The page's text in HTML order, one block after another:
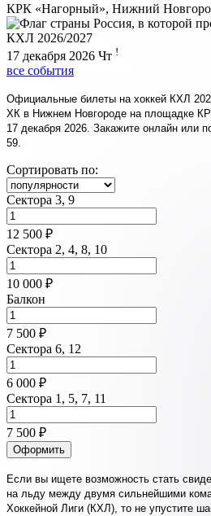
КРК «Нагорный», Нижний
КХЛ 2026/2027
17 декабря 2026 Чт !
все события
Официальные билеты на хоккей КХЛ
ХК в Нижнем Новгороде на площадке
17 декабря 2026. Закажите онлайн или
59.
Сортировать по:
Сектора 3, 9
12 500 ₽
Сектора 2, 4, 8, 10
10 000 ₽
Балкон
7 500 ₽
Сектора 6, 12
6 000 ₽
Сектора 1, 5, 7, 11
7 500 ₽
Оформить
Если вы ищете возможность стать
на льду между двумя сильнейшими
Хоккейной Лиги (КХЛ), то не упустите